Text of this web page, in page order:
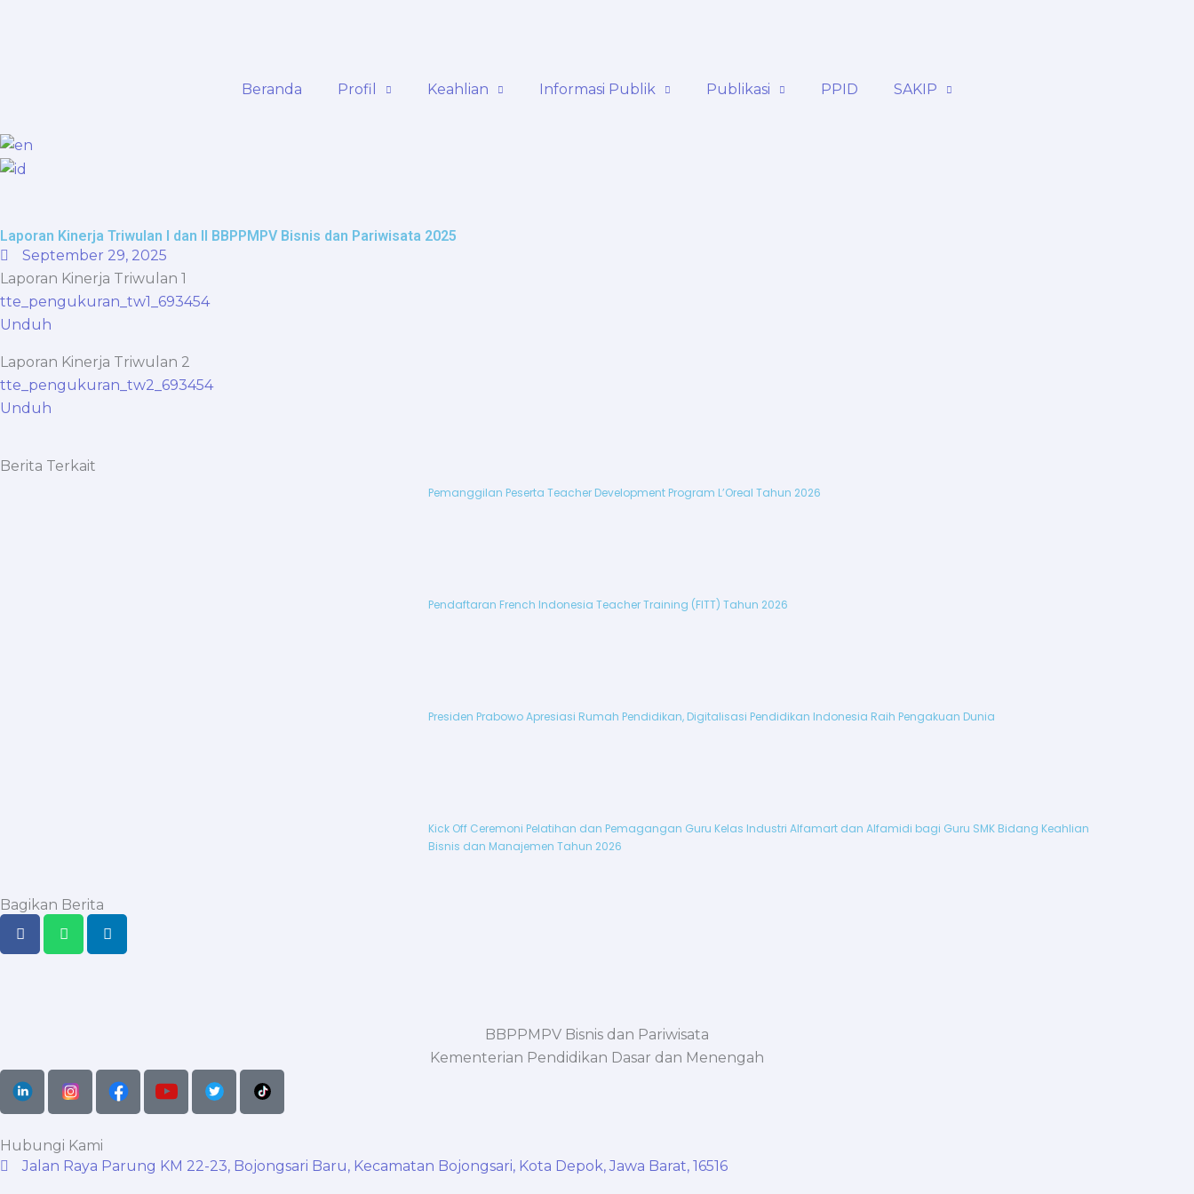
Beranda
Profil Keahlian Informasi Publik Publikasi PPID SAKIP
Laporan Kinerja Triwulan I dan II BBPPMPV Bisnis dan Pariwisata 2025
September 29, 2025
Laporan Kinerja Triwulan 1
tte_pengukuran_tw1_693454
Unduh
Laporan Kinerja Triwulan 2
tte_pengukuran_tw2_693454
Unduh
Berita Terkait
Pemanggilan Peserta Teacher Development Program L’Oreal Tahun 2026
Pendaftaran French Indonesia Teacher Training (FITT) Tahun 2026
Presiden Prabowo Apresiasi Rumah Pendidikan, Digitalisasi Pendidikan Indonesia Raih Pengakuan Dunia
Kick Off Ceremoni Pelatihan dan Pemagangan Guru Kelas Industri Alfamart dan Alfamidi bagi Guru SMK Bidang Keahlian
Bisnis dan Manajemen Tahun 2026
Bagikan Berita
BBPPMPV Bisnis dan Pariwisata
Kementerian Pendidikan Dasar dan Menengah
Hubungi Kami
Jalan Raya Parung KM 22-23, Bojongsari Baru, Kecamatan Bojongsari, Kota Depok, Jawa Barat, 16516